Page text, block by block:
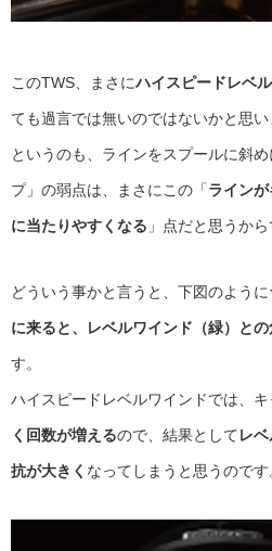
このTWS、まさにハイスピードレベ
ても過言では無いのではないかと思い
というのも、ラインをスプールに斜
プ」の弱点は、まさにこの「ライン
に当たりやすくなる 」点だと思うから
どういう事かと言うと、下図のように
に来ると、レベルワインド（緑）との
す。
ハイスピードレベルワインドでは、
く回数が増えるので、結果としてレ
抗が大きく なってしまうと思うのです